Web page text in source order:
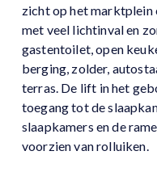
zicht op het marktplein
met veel lichtinval en
gastentoilet, open
berging, zolder,
terras. De lift in het
toegang tot de
slaapkamers en de
voorzien van rolluiken.